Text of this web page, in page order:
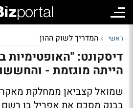
ראשי המדריך לשוק ההון
דיסקונט:
הייתה מוגזמת -
שמואל קצביאן ממחלקת